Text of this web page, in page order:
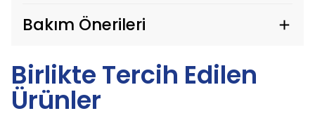
Bakım Önerileri
Birlikte Tercih Edilen
Ürünler